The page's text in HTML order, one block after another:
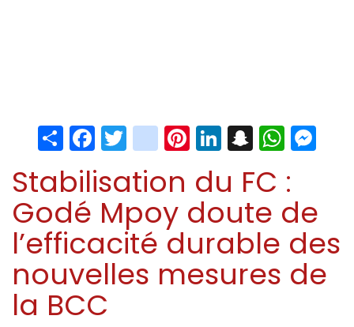
ShareFacebook
Twitter
instagram
Pinterest
LinkedIn
Snapchat
Stabilisation du FC :
Godé Mpoy doute de
l’efficacité durable des
nouvelles mesures de
la BCC